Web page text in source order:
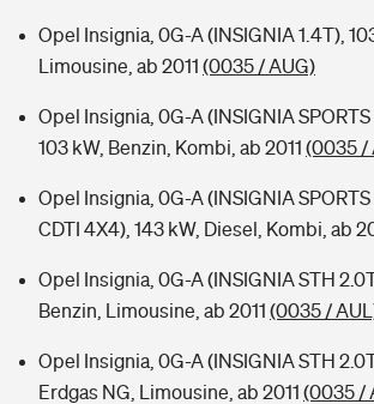
Opel Insignia, 0G-A (INSIGNIA 1.4T),
Limousine, ab 2011 (0035 / AUG)
Opel Insignia, 0G-A (INSIGNIA SPORTS
103 kW, Benzin, Kombi, ab 2011 (0035 /
Opel Insignia, 0G-A (INSIGNIA SPORTS
CDTI 4X4), 143 kW, Diesel, Kombi, ab
Opel Insignia, 0G-A (INSIGNIA STH
Benzin, Limousine, ab 2011 (0035 /
Opel Insignia, 0G-A (INSIGNIA STH
Erdgas NG, Limousine, ab 2011 (0035 /